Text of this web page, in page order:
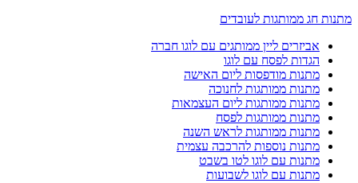
מתנות חג ממותגות לעובדים
אביזרים ליין ממותגים עם לוגו חברה
הגדות לפסח עם לוגו
מתנות מודפסות ליום האישה
מתנות ממותגות לחנוכה
מתנות ממותגות ליום העצמאות
מתנות ממותגות לפסח
מתנות ממותגות לראש השנה
מתנות נוספות להרכבה עצמית
מתנות עם לוגו לטו בשבט
מתנות עם לוגו לשבועות